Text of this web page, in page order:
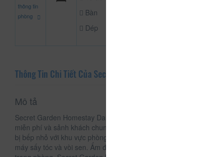
thông tin
phòng
Bàn
Dép
Thông Tin Chi Tiết Của Secret Garden
Mô tả
Secret Garden Homestay Dalat cung cấp chỗ nghỉ với WiFi
miễn phí và sảnh khách chung. Các phòng nghỉ được trang
bị bếp nhỏ với khu vực phòng ăn và phòng tắm chung với
máy sấy tóc và vòi sen. Ấm đun nước cũng được trang bị